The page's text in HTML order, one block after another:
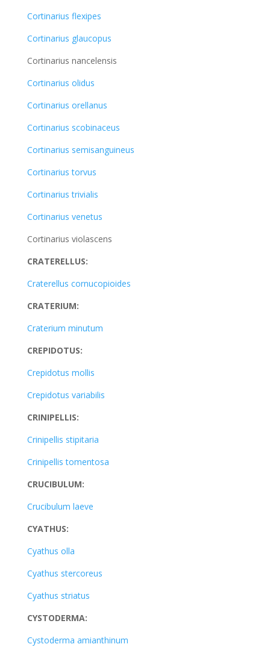
Cortinarius flexipes
Cortinarius glaucopus
Cortinarius nancelensis
Cortinarius olidus
Cortinarius orellanus
Cortinarius scobinaceus
Cortinarius semisanguineus
Cortinarius torvus
Cortinarius trivialis
Cortinarius venetus
Cortinarius violascens
CRATERELLUS:
Craterellus cornucopioides
CRATERIUM:
Craterium minutum
CREPIDOTUS:
Crepidotus mollis
Crepidotus variabilis
CRINIPELLIS:
Crinipellis stipitaria
Crinipellis tomentosa
CRUCIBULUM:
Crucibulum laeve
CYATHUS:
Cyathus olla
Cyathus stercoreus
Cyathus striatus
CYSTODERMA:
Cystoderma amianthinum